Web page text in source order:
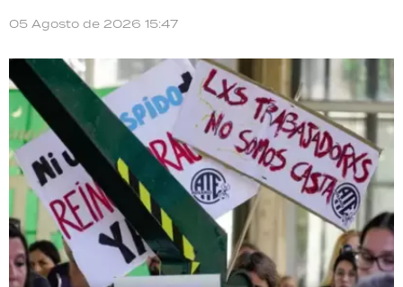
05 Agosto de 2026 15:47